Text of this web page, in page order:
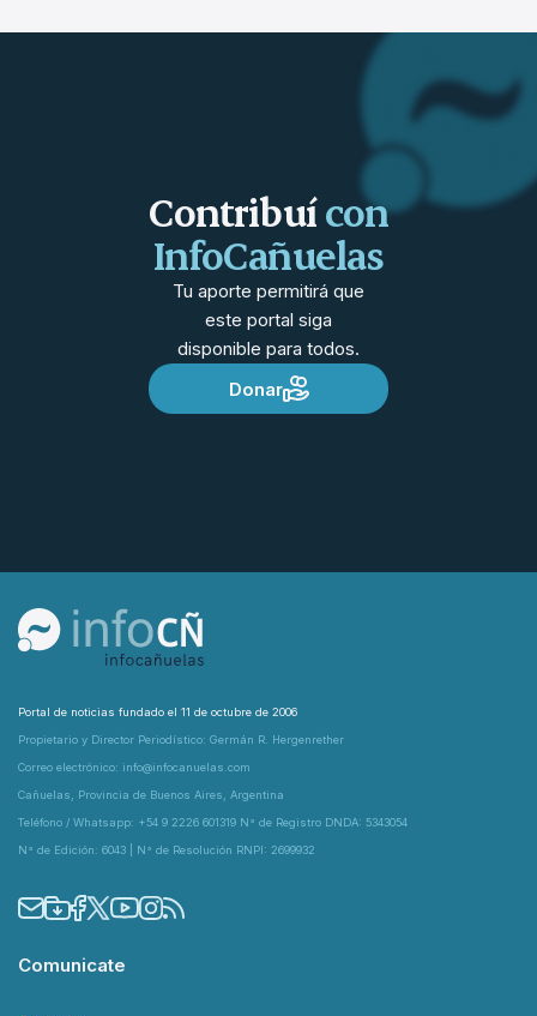
Contribuícon
InfoCañuelas
Tu aporte permitirá que
este portal siga
disponible para todos.
Donar
Portal de noticias fundado el 11 de octubre de 2006
Propietario y Director Periodístico: Germán R. Hergenrether
Correo electrónico: info@infocanuelas.com
Cañuelas, Provincia de Buenos Aires, Argentina
Teléfono / Whatsapp: +54 9 2226 601319 N° de Registro DNDA: 5343054
N° de Edición: 6043 | N° de Resolución RNPI: 2699932
Comunicate